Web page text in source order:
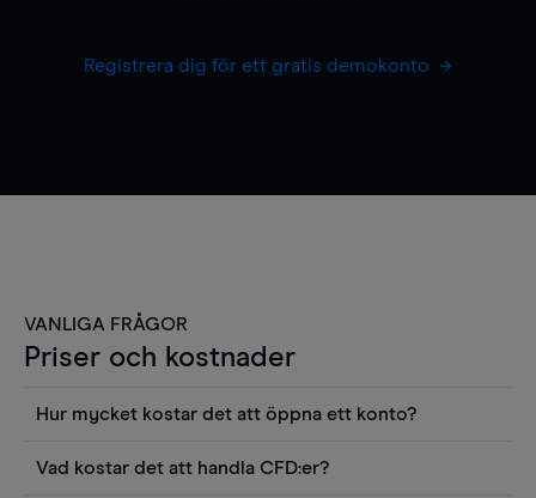
Registrera dig för ett gratis demokonto
VANLIGA FRÅGOR
Priser och kostnader
Hur mycket kostar det att öppna ett konto?
Vad kostar det att handla CFD:er?